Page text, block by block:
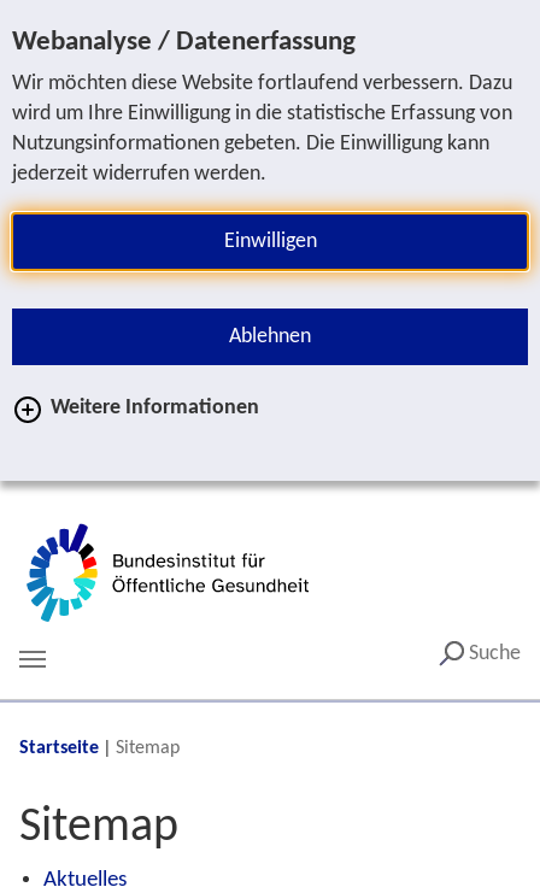
Webanalyse / Datenerfassung
Wir möchten diese Website fortlaufend verbessern. Dazu
wird um Ihre Einwilligung in die statistische Erfassung von
Nutzungsinformationen gebeten. Die Einwilligung kann
jederzeit widerrufen werden.
Einwilligen
Ablehnen
Weitere Informationen
Suche
You are here:
Startseite Sitemap
Sitemap
Aktuelles